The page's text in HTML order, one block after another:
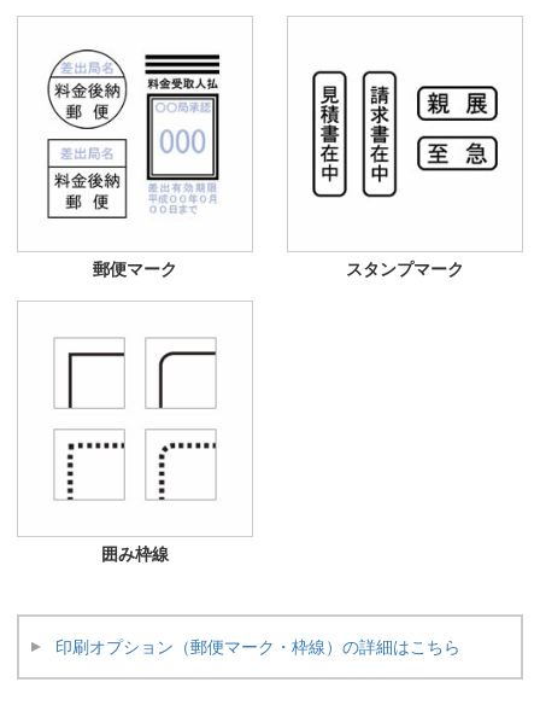
郵便マーク スタンプマーク
囲み枠線
印刷オプション（郵便マーク・枠線）の詳細はこちら